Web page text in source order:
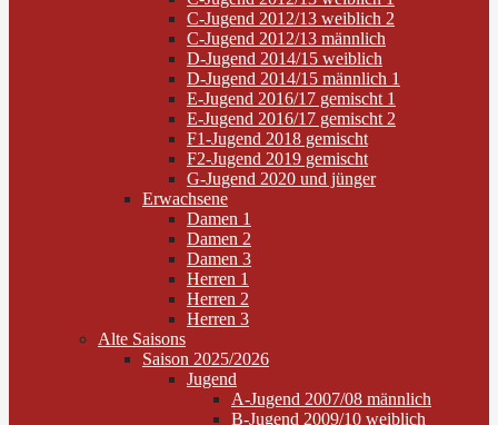
C-Jugend 2012/13 weiblich 2
C-Jugend 2012/13 männlich
D-Jugend 2014/15 weiblich
D-Jugend 2014/15 männlich 1
E-Jugend 2016/17 gemischt 1
E-Jugend 2016/17 gemischt 2
F1-Jugend 2018 gemischt
F2-Jugend 2019 gemischt
G-Jugend 2020 und jünger
Erwachsene
Damen 1
Damen 2
Damen 3
Herren 1
Herren 2
Herren 3
Alte Saisons
Saison 2025/2026
Jugend
A-Jugend 2007/08 männlich
B-Jugend 2009/10 weiblich